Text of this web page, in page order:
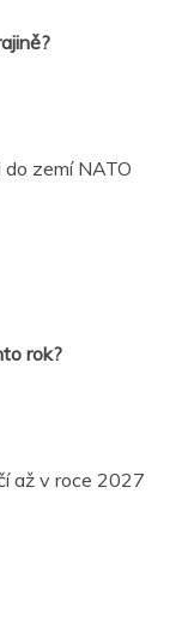
zemí NATO
rok?
až v roce 2027